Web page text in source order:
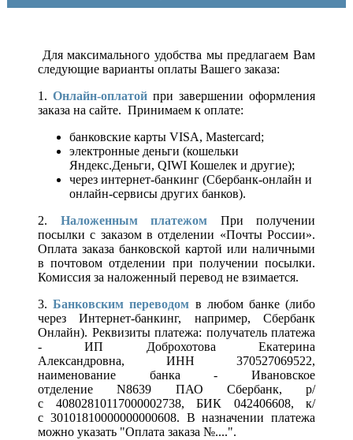
Для максимального удобства мы предлагаем Вам
следующие варианты оплаты Вашего заказа:
1. Онлайн-оплатой при завершении оформления
заказа на сайте. Принимаем к оплате:
банковские карты VISA, Mastercard;
электронные деньги (кошельки
Яндекс.Деньги, QIWI Кошелек и другие);
через интернет-банкинг (Сбербанк-онлайн и
онлайн-сервисы других банков).
2. Наложенным платежом При получении
посылки с заказом в отделении «Почты России».
Оплата заказа банковской картой или наличными
в почтовом отделении при получении посылки.
Комиссия за наложенный перевод не взимается.
3.Банковским переводом в любом банке (либо
через Интернет-банкинг, например, Сбербанк
Онлайн). Реквизиты платежа: получатель платежа
- ИП Доброхотова Екатерина
Александровна, ИНН 370527069522,
наименование банка - Ивановское
отделение N8639 ПАО Сбербанк, р/
с 40802810117000002738, БИК 042406608, к/
с 30101810000000000608. В назначении платежа
можно указать "Оплата заказа №....".